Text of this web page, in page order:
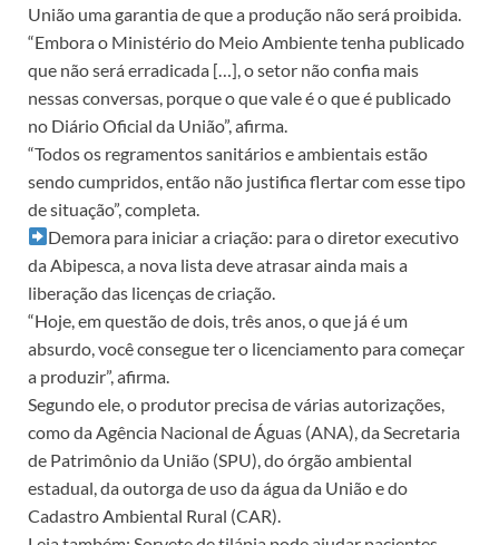
União uma garantia de que a produção não será proibida.
“Embora o Ministério do Meio Ambiente tenha publicado
que não será erradicada […], o setor não confia mais
nessas conversas, porque o que vale é o que é publicado
no Diário Oficial da União”, afirma.
“Todos os regramentos sanitários e ambientais estão
sendo cumpridos, então não justifica flertar com esse tipo
de situação”, completa.
Demora para iniciar a criação: para o diretor executivo
da Abipesca, a nova lista deve atrasar ainda mais a
liberação das licenças de criação.
“Hoje, em questão de dois, três anos, o que já é um
absurdo, você consegue ter o licenciamento para começar
a produzir”, afirma.
Segundo ele, o produtor precisa de várias autorizações,
como da Agência Nacional de Águas (ANA), da Secretaria
de Patrimônio da União (SPU), do órgão ambiental
estadual, da outorga de uso da água da União e do
Cadastro Ambiental Rural (CAR).